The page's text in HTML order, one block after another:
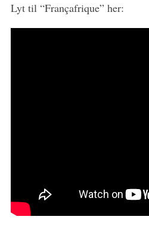
Lyt til “Françafrique” her: